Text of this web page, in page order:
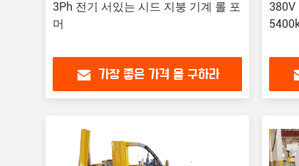
3Ph 전기 서있는 시드 지붕 기계 롤 포
머
가장 좋은 가격 을 구하라
380V